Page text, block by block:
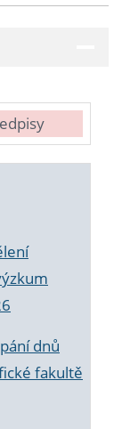
dnů
fakultě